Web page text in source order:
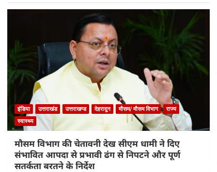
इंडिया उत्तराखंड उत्तराखण्ड देहरादून मौसम/ मौसम विभाग
राज्य
स्वास्थ्य
मौसम विभाग की चेतावनी देख सीएम धामी ने दिए
संभावित आपदा से प्रभावी ढंग से निपटने और पूर्ण
सतर्कता बरतने के निर्देश